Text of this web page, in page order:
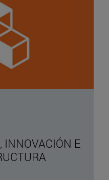
INNOVACIÓN E